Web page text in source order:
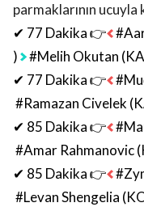
parmaklarının
✔ 77 Dakika 👉
) #Melih Okutan
✔ 77 Dakika 👉
#Ramazan Civelek
✔ 85 Dakika 👉
#Amar Rahmanovic
✔ 85 Dakika 👉
#Levan Shengelia